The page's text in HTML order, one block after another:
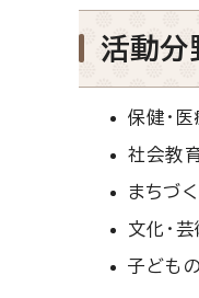
活動分
保健・
社会教
まちづ
文化・
子ども